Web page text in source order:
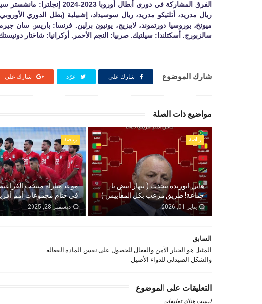
الفرق المشاركة في دوري أبطال
ريال مدريد، أتلتيكو مدريد، ريال سوسيداد، إشبيلية (بطل الدوري الأوروبي).
ميونخ، بوروسيا دورتموند، لايبزيج، يونيون برلين. فرنسا: باريس سان
سالزبورج. أسكتلندا: سيلتيك. صربيا: النجم الأحمر. أوكرانيا: شاختار
شارك الموضوع شارك على غرّد شارك على
مواضيع ذات الصلة
رياضة
هاني ابوريدة يتحدث ( ينهار أبيض يا
جماعة! طريق مرعب بكل المقاييس )
يناير 01, 2026
رياضة
موعد مباراة منتخب الفراعنة
فى ختام مجموعات أمم
ديسمبر 28, 2025
السابق
المثيل هو الخيار الآمن والفعال للحصول على نفس المادة الفعالة
والشكل الصيدلي للدواء الأصيل
التعليقات على الموضوع
ليست هناك تعليقات